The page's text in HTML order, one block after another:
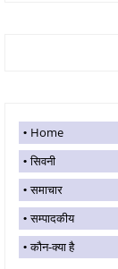
Home
सिवनी
समाचार
सम्पादकीय
कौन-क्या है